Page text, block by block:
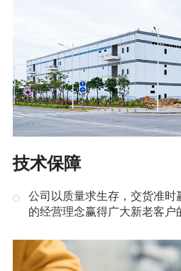
技术保障
公司以质量求生存，交货准时
的经营理念赢得广大新老客户